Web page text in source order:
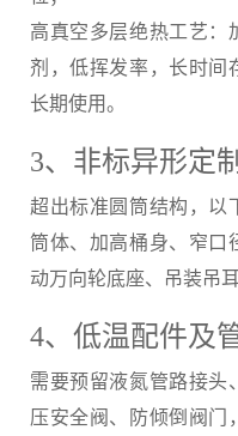
高真空多层绝热工艺：
剂，低挥发率，长时间
长期使用。
3、非标异形定
超出标准圆筒结构，以
筒体、加高桶身、窄口
动万向轮底座、吊装吊
4、低温配件及
需要预留液氮管路接头
压安全阀、防倾倒阀门